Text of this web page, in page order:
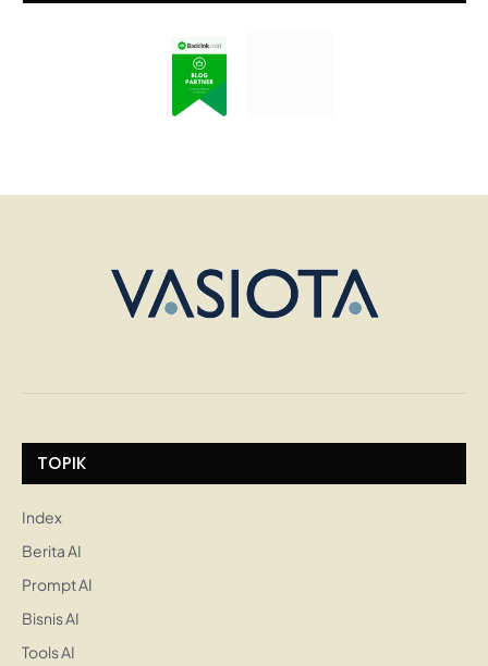
TOPIK
Index
Berita AI
Prompt AI
Bisnis AI
Tools AI